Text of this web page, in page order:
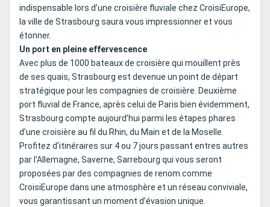
indispensable lors d’une croisière fluviale chez CroisiEurope,
la ville de Strasbourg saura vous impressionner et vous
étonner.
Un port en pleine effervescence
Avec plus de 1000 bateaux de croisière qui mouillent près
de ses quais, Strasbourg est devenue un point de départ
stratégique pour les compagnies de croisière. Deuxième
port fluvial de France, après celui de Paris bien évidemment,
Strasbourg compte aujourd’hui parmi les étapes phares
d’une croisière au fil du Rhin, du Main et de la Moselle.
Profitez d'itinéraires sur 4 ou 7 jours passant entres autres
par l'Allemagne, Saverne, Sarrebourg qui vous seront
proposées par des compagnies de renom comme
CroisiEurope dans une atmosphère et un réseau conviviale,
vous garantissant un moment d’évasion unique.